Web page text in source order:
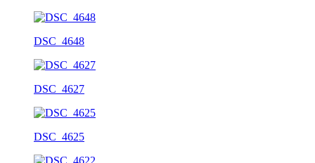
DSC_4648
DSC_4627
DSC_4625